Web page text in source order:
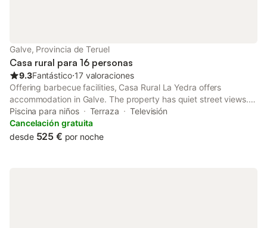
Galve, Provincia de Teruel
Casa rural para 16 personas
9.3Fantástico⋅17 valoraciones
Offering barbecue facilities, Casa Rural La Yedra offers
accommodation in Galve. The property has quiet street views.
Outdoor seating is also available at the holiday home.
Piscina para niños Terraza
Televisión
Cancelación gratuita
desde 525 € por noche